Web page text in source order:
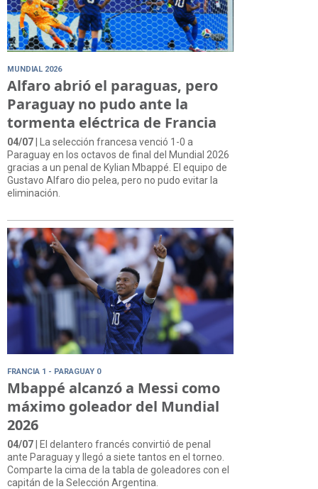
MUNDIAL 2026
Alfaro abrió el paraguas, pero
Paraguay no pudo ante la
tormenta eléctrica de Francia
04/07 | La selección francesa venció 1-0 a
Paraguay en los octavos de final del Mundial 2026
gracias a un penal de Kylian Mbappé. El equipo de
Gustavo Alfaro dio pelea, pero no pudo evitar la
eliminación.
FRANCIA 1 - PARAGUAY 0
Mbappé alcanzó a Messi como
máximo goleador del Mundial
2026
04/07 | El delantero francés convirtió de penal
ante Paraguay y llegó a siete tantos en el torneo.
Comparte la cima de la tabla de goleadores con el
capitán de la Selección Argentina.